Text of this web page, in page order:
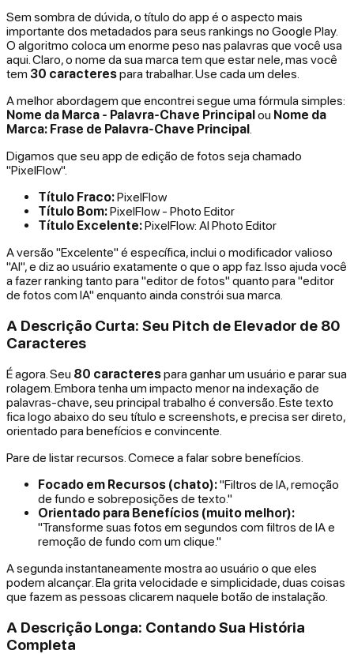
Sem sombra de dúvida, o título do app é o aspecto mais
importante dos metadados para seus rankings no Google Play.
O algoritmo coloca um enorme peso nas palavras que você usa
aqui. Claro, o nome da sua marca tem que estar nele, mas você
tem 30 caracterespara trabalhar. Use cada um deles.
A melhor abordagem que encontrei segue uma fórmula simples:
Nome da Marca - Palavra-Chave Principalou Nome da
Marca: Frase de Palavra-Chave Principal
Digamos que seu app de edição de fotos seja chamado
"PixelFlow".
Título Fraco:PixelFlow
Título Bom:PixelFlow - Photo Editor
Título Excelente:PixelFlow: AI Photo Editor
A versão "Excelente" é específica, inclui o modificador valioso
"AI", e diz ao usuário exatamente o que o app faz. Isso ajuda você
a fazer ranking tanto para "editor de fotos" quanto para "editor
de fotos com IA" enquanto ainda constrói sua marca.
A Descrição Curta: Seu Pitch de Elevador de 80
Caracteres
É agora. Seu 80 caracterespara ganhar um usuário e parar sua
rolagem. Embora tenha um impacto menor na indexação de
palavras-chave, seu principal trabalho é conversão. Este texto
fica logo abaixo do seu título e screenshots, e precisa ser direto,
orientado para benefícios e convincente.
Pare de listar recursos. Comece a falar sobre benefícios.
Focado em Recursos (chato):"Filtros de IA, remoção
de fundo e sobreposições de texto."
Orientado para Benefícios (muito melhor):
"Transforme suas fotos em segundos com filtros de IA e
remoção de fundo com um clique."
A segunda instantaneamente mostra ao usuário o que eles
podem alcançar . Ela grita velocidade e simplicidade, duas coisas
que fazem as pessoas clicarem naquele botão de instalação.
A Descrição Longa: Contando Sua História
Completa